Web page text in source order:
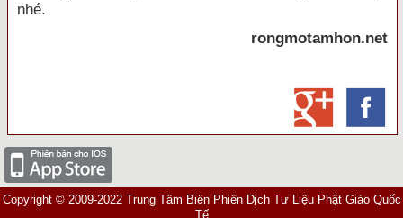
nhé.
rongmotamhon.net
Copyright © 2009-2022 Trung Tâm Biên Phiên Dịch Tư Liệu Phật Giáo Quốc
Tế